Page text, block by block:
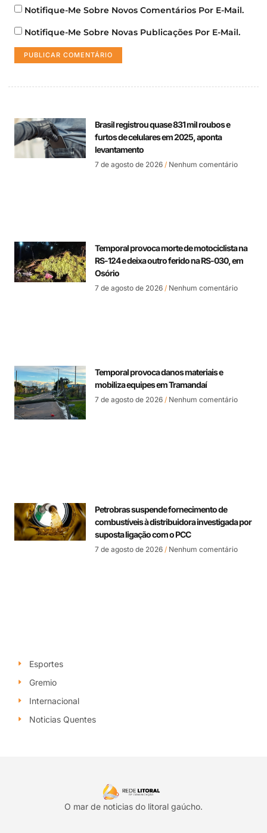
Notifique-Me Sobre Novos Comentários Por E-Mail.
Notifique-Me Sobre Novas Publicações Por E-Mail.
Brasil registrou quase 831 mil roubos e
furtos de celulares em 2025, aponta
levantamento
7 de agosto de 2026 Nenhum comentário
Temporal provoca morte de motociclista na
RS-124 e deixa outro ferido na RS-030, em
Osório
7 de agosto de 2026 Nenhum comentário
Temporal provoca danos materiais e
mobiliza equipes em Tramandaí
7 de agosto de 2026 Nenhum comentário
Petrobras suspende fornecimento de
combustíveis à distribuidora investigada por
suposta ligação com o PCC
7 de agosto de 2026 Nenhum comentário
Esportes
Gremio
Internacional
Noticias Quentes
O mar de noticias do litoral gaúcho.